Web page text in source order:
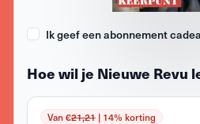
Ik geef een abonnement
Hoe wil je Nieuwe Revu
Van €21,21| 14% korting